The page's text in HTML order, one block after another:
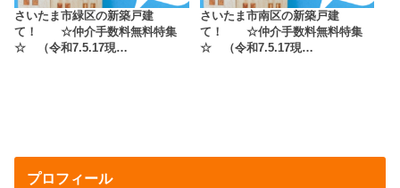
さいたま市緑区の新築戸建
て！ ☆仲介手数料無料特集
☆ （令和7.5.17現…
さいたま市南区の新築戸建
て！ ☆仲介手数料無料特集
☆ （令和7.5.17現…
プロフィール